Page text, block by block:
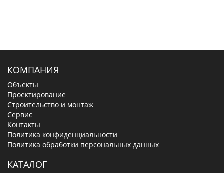
КОМПАНИЯ
Объекты
Проектирование
Строительство и монтаж
Сервис
Контакты
Политика конфиденциальности
Политика обработки персональных данных
КАТАЛОГ